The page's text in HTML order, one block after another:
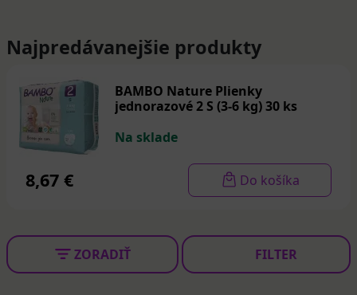
iných dráždivých látok, hypoalergénne.
Najpredávanejšie produkty
BAMBO Nature Plienky
jednorazové 2 S (3-6 kg) 30 ks
Na sklade
8,67 € Do košíka
ZORADIŤ FILTER